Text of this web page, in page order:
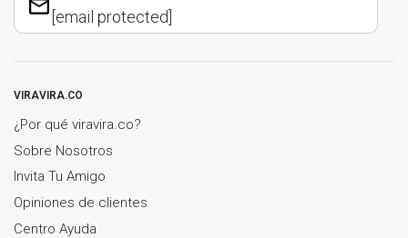
[email protected]
VIRAVIRA.CO
¿Por qué viravira.co?
Sobre Nosotros
Invita Tu Amigo
Opiniones de clientes
Centro Ayuda